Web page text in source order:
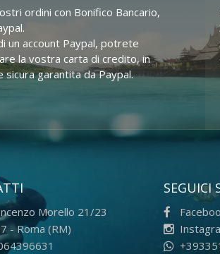
ordini con Bonifico Bancario,
un account Paypal, potrete
la vostra carta di credito, in
garantita da Paypal.
Morello 21/23
-Roma (RM)
SEGUICI